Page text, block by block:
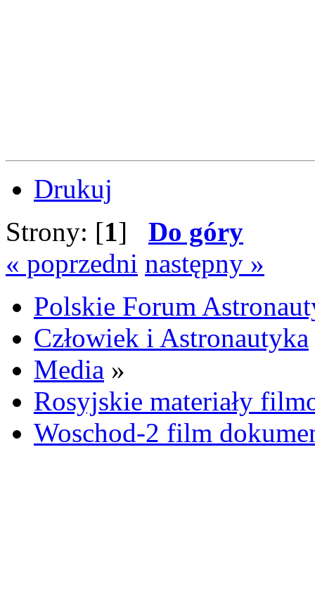
Drukuj
Strony: [1] Do góry
« poprzedni następny »
Polskie Forum
Człowiek i Astronautyka
Media »
Rosyjskie materiały
Woschod-2 film